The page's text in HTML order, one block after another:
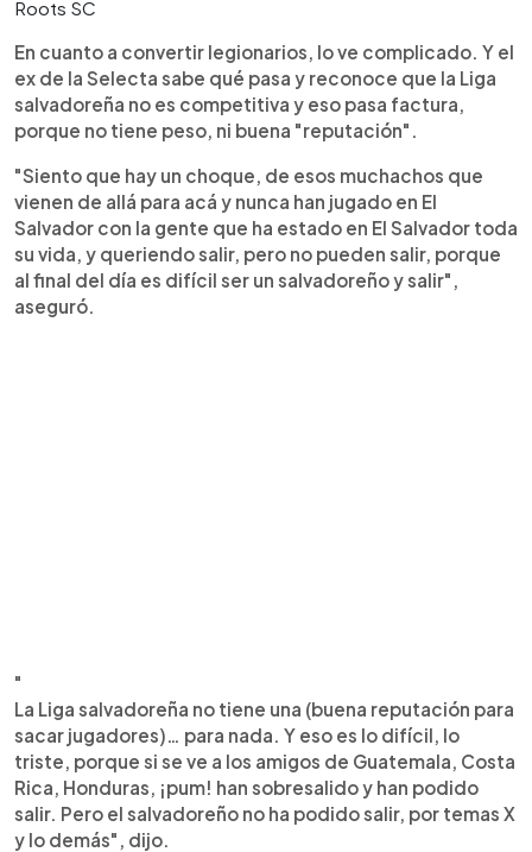
Roots SC
En cuanto a convertir legionarios, lo ve complicado. Y el
ex de la Selecta sabe qué pasa y reconoce que la Liga
salvadoreña no es competitiva y eso pasa factura,
porque no tiene peso, ni buena "reputación".
"Siento que hay un choque, de esos muchachos que
vienen de allá para acá y nunca han jugado en El
Salvador con la gente que ha estado en El Salvador toda
su vida, y queriendo salir, pero no pueden salir, porque
al final del día es difícil ser un salvadoreño y salir",
aseguró.
"
La Liga salvadoreña no tiene una (buena reputación para
sacar jugadores)… para nada. Y eso es lo difícil, lo
triste, porque si se ve a los amigos de Guatemala, Costa
Rica, Honduras, ¡pum! han sobresalido y han podido
salir. Pero el salvadoreño no ha podido salir, por temas X
y lo demás", dijo.